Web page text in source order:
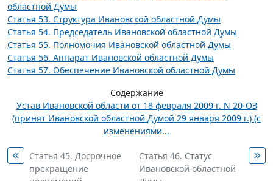
областной Думы
Статья 53. Структура Ивановской областной Думы
Статья 54. Председатель Ивановской областной Думы
Статья 55. Полномочия Ивановской областной Думы
Статья 56. Аппарат Ивановской областной Думы
Статья 57. Обеспечение Ивановской областной Думы
Содержание
Устав Ивановской области от 18 февраля 2009 г. N 20-ОЗ
(принят Ивановской областной Думой 29 января 2009 г.) (с
изменениями...
Статья 45. Досрочное
прекращение
Статья 46. Статус
Ивановской областной